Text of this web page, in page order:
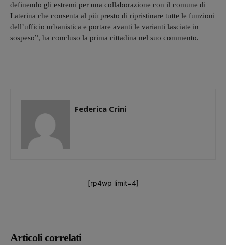
Articoli correlati
definendo gli estremi per una collaborazione con il comune di
Laterina che consenta al più presto di ripristinare tutte le funzioni
dell’ufficio urbanistica e portare avanti le varianti lasciate in
sospeso”, ha concluso la prima cittadina nel suo commento.
Federica Crini
[rp4wp limit=4]